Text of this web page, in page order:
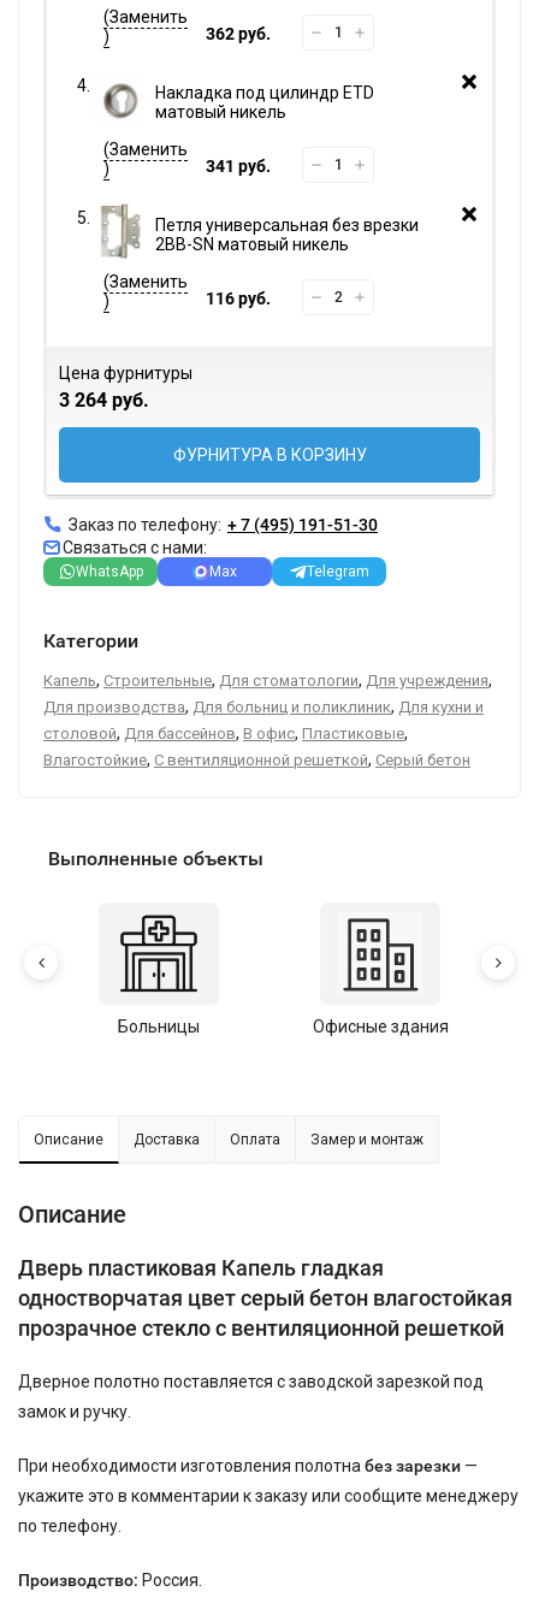
362 руб.
Накладка под цилиндр ETD
матовый никель
341 руб.
Петля универсальная без врезки
2BB-SN матовый никель
116 руб.
Цена фурнитуры
3 264 руб.
ФУРНИТУРА В КОРЗИНУ
Заказ по телефону: + 7 (495) 191-51-30
Связаться с нами:
WhatsApp Max Telegram
Категории
Капель, Строительные, Для стоматологии, Для учреждения,
Для производства, Для больниц и поликлиник, Для кухни и
столовой, Для бассейнов, В офис, Пластиковые,
Влагостойкие, С вентиляционной решеткой, Серый бетон
Выполненные объекты
Больницы Офисные здания
Описание Доставка Оплата Замер и монтаж
Описание
Дверь пластиковая Капель гладкая
одностворчатая цвет серый бетон влагостойкая
прозрачное стекло с вентиляционной решеткой
Дверное полотно поставляется с заводской зарезкой под
замок и ручку.
При необходимости изготовления полотна без зарезки —
укажите это в комментарии к заказу или сообщите менеджеру
по телефону.
Производство: Россия.